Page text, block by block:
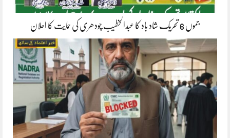
جموں 6 تحریک شاد باد کا عبدالخطیب چودھری کی حمایت کا اعلان